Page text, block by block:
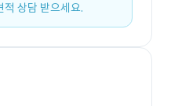
적 상담 받으세요.